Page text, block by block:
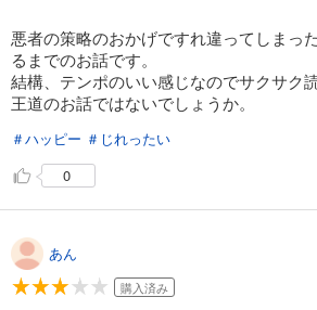
悪者の策略のおかげですれ違ってしまっ
るまでのお話です。
結構、テンポのいい感じなのでサクサク読
王道のお話ではないでしょうか。
＃ハッピー ＃じれったい
0
あん
購入済み